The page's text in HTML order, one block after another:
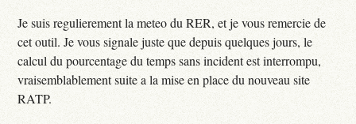
Je suis regulierement la meteo du RER, et je vous remercie de
cet outil. Je vous signale juste que depuis quelques jours, le
calcul du pourcentage du temps sans incident est interrompu,
vraisemblablement suite a la mise en place du nouveau site
RATP.